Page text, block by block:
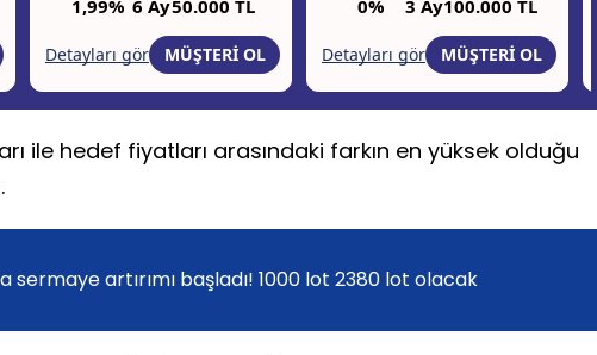
ile hedef fiyatları arasındaki farkın en yüksek olduğu
sermaye artırımı başladı! 1000 lot 2380 lot olacak